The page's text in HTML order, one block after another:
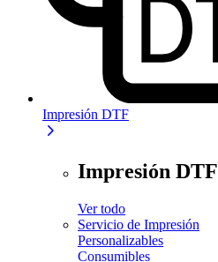
Impresión DTF
Impresión DTF
Ver todo
Servicio de Impresión
Personalizables
Consumibles